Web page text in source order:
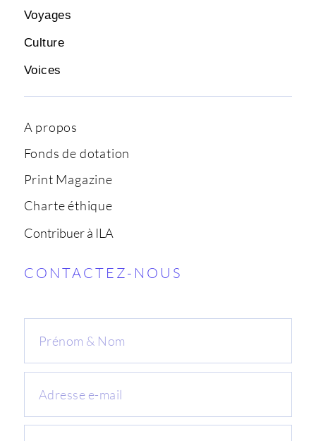
Voyages
Culture
Voices
A propos
Fonds de dotation
Print Magazine
Charte éthique
Contribuer à ILA
CONTACTEZ-NOUS